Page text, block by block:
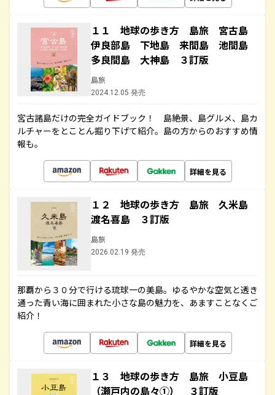
１１ 地球の歩き方 島旅 宮古島
伊良部島 下地島 来間島 池間島
多良間島 大神島 ３訂版
島旅
2024.12.05 発売
宮古諸島だけの完全ガイドブック！ 島絶景、島グルメ、島カ
ルチャーをとことん掘り下げて紹介。島の方からのおすすめ情
報も。
詳細を見る
１２ 地球の歩き方 島旅 久米島
渡名喜島 ３訂版
島旅
2026.02.19 発売
那覇から３０分で行ける琉球一の美島。ゆるやかな空気と透き
通った青い海に囲まれた小さな島の魅力を、あますことなくご
紹介！
詳細を見る
１３ 地球の歩き方 島旅 小豆島
（瀬戸内の島々①） ３訂版